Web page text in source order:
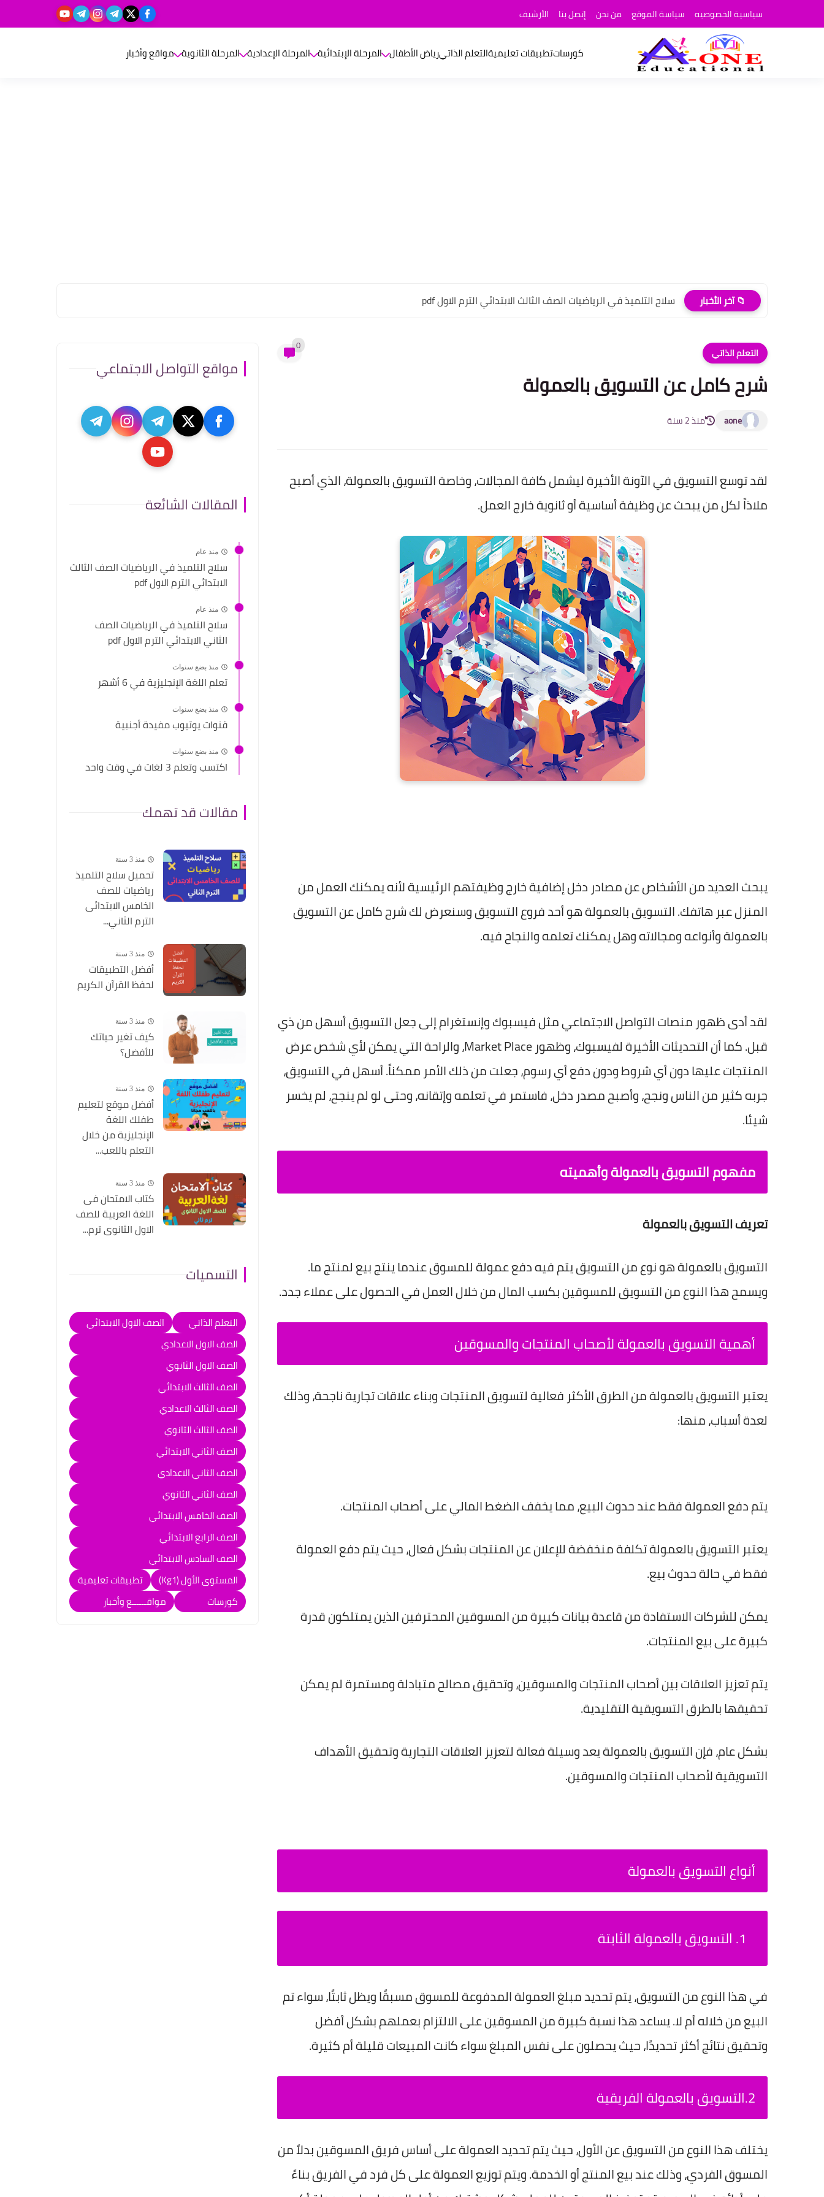
سياسية الخصوصيه سياسة الموقع من نحن إتصل بنا الأرشيف
كورساتتطبيقات تعليميةالتعلم الذاتيرياض الأطفال المرحلة الإبتدائية المرحلة الإعدادية المرحلة الثانوية مواقع وأخبار
📁 آخر الأخبار سلاح التلميذ في الرياضيات الصف الثالث الابتدائي الترم الاول pdf
التعلم الذاتي 0
شرح كامل عن التسويق بالعمولة
aone منذ 2 سنة
لقد توسع التسويق في الآونة الأخيرة ليشمل كافة المجالات، وخاصة التسويق بالعمولة، الذي أصبح
ملاذاً لكل من يبحث عن وظيفة أساسية أو ثانوية خارج العمل.
يبحث العديد من الأشخاص عن مصادر دخل إضافية خارج وظيفتهم الرئيسية لأنه يمكنك العمل من
المنزل عبر هاتفك. التسويق بالعمولة هو أحد فروع التسويق وسنعرض لك شرح كامل عن التسويق
بالعمولة وأنواعه ومجالاته وهل يمكنك تعلمه والنجاح فيه.
لقد أدى ظهور منصات التواصل الاجتماعي مثل فيسبوك وإنستغرام إلى جعل التسويق أسهل من ذي
قبل. كما أن التحديثات الأخيرة لفيسبوك، وظهور Market Place، والراحة التي يمكن لأي شخص عرض
المنتجات عليها دون أي شروط ودون دفع أي رسوم، جعلت من ذلك الأمر ممكناً. أسهل في التسويق،
جربه كثير من الناس ونجح، وأصبح مصدر دخل، فاستمر في تعلمه وإتقانه، وحتى لو لم ينجح، لم يخسر
شيئا.
مفهوم التسويق بالعمولة وأهميته
تعريف التسويق بالعمولة
التسويق بالعمولة هو نوع من التسويق يتم فيه دفع عمولة للمسوق عندما ينتج بيع لمنتج ما.
ويسمح هذا النوع من التسويق للمسوقين بكسب المال من خلال العمل في الحصول على عملاء جدد.
أهمية التسويق بالعمولة لأصحاب المنتجات والمسوقين
يعتبر التسويق بالعمولة من الطرق الأكثر فعالية لتسويق المنتجات وبناء علاقات تجارية ناجحة، وذلك
لعدة أسباب، منها:
يتم دفع العمولة فقط عند حدوث البيع، مما يخفف الضغط المالي على أصحاب المنتجات.
يعتبر التسويق بالعمولة تكلفة منخفضة للإعلان عن المنتجات بشكل فعال، حيث يتم دفع العمولة
فقط في حالة حدوث بيع.
يمكن للشركات الاستفادة من قاعدة بيانات كبيرة من المسوقين المحترفين الذين يمتلكون قدرة
كبيرة على بيع المنتجات.
يتم تعزيز العلاقات بين أصحاب المنتجات والمسوقين، وتحقيق مصالح متبادلة ومستمرة لم يمكن
تحقيقها بالطرق التسويقية التقليدية.
بشكل عام، فإن التسويق بالعمولة يعد وسيلة فعالة لتعزيز العلاقات التجارية وتحقيق الأهداف
التسويقية لأصحاب المنتجات والمسوقين.
أنواع التسويق بالعمولة
التسويق بالعمولة الثابتة
في هذا النوع من التسويق، يتم تحديد مبلغ العمولة المدفوعة للمسوق مسبقًا ويظل ثابتًا، سواء تم
البيع من خلاله أم لا. يساعد هذا نسبة كبيرة من المسوقين على الالتزام بعملهم بشكل أفضل
وتحقيق نتائج أكثر تحديدًا، حيث يحصلون على نفس المبلغ سواء كانت المبيعات قليلة أم كثيرة.
2.التسويق بالعمولة الفريقية
يختلف هذا النوع من التسويق عن الأول، حيث يتم تحديد العمولة على أساس فريق المسوقين بدلاً من
المسوق الفردي، وذلك عند بيع المنتج أو الخدمة. ويتم توزيع العمولة على كل فرد في الفريق بناءً
مواقع التواصل الاجتماعي
المقالات الشائعة
منذ عام
سلاح التلميذ في الرياضيات الصف الثالث
الابتدائي الترم الاول pdf
منذ عام
سلاح التلميذ في الرياضيات الصف
الثاني الابتدائي الترم الاول pdf
منذ بضع سنوات
تعلم اللغة الإنجليزية في 6 أشهر
منذ بضع سنوات
قنوات يوتيوب مفيدة أجنبية
منذ بضع سنوات
اكتسب وتعلم 3 لغات في وقت واحد
مقالات قد تهمك
منذ 3 سنة
تحميل سلاح التلميذ
رياضيات للصف
الخامس الابتدائى
الترم الثاني...
منذ 3 سنة
أفضل التطبيقات
لحفظ القرآن الكريم
منذ 3 سنة
كيف تغير حياتك
للأفضل؟
منذ 3 سنة
أفضل موقع لتعليم
طفلك اللغة
الإنجليزية من خلال
التعلم باللعب...
منذ 3 سنة
كتاب الامتحان فى
اللغة العربية للصف
الاول الثانوى ترم...
التسميات
التعلم الذاتي
الصف الاول الابتدائي
الصف الاول الاعدادي
الصف الاول الثانوي
الصف الثالث الابتدائي
الصف الثالث الاعدادي
الصف الثالث الثانوي
الصف الثاني الابتدائي
الصف الثاني الاعدادي
الصف الثاني الثانوي
الصف الخامس الابتدائي
الصف الرابع الابتدائي
الصف السادس الابتدائي
المستوى الأول (Kg1)
تطبيقات تعليمية
كورسات
مواقــــــع وأخبار